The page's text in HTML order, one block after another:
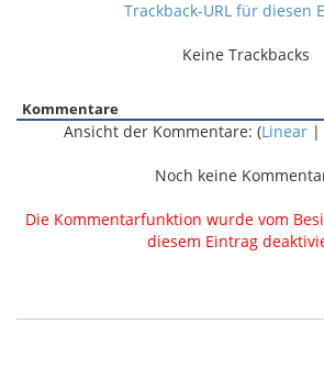
Trackback-URL für diesen
Keine Trackbacks
Kommentare
Ansicht der Kommentare: (Linear|
Noch keine
Die Kommentarfunktion wurde vom
diesem Eintrag